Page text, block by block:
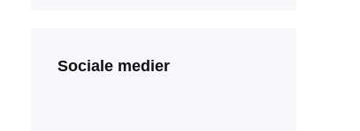
Sociale medier